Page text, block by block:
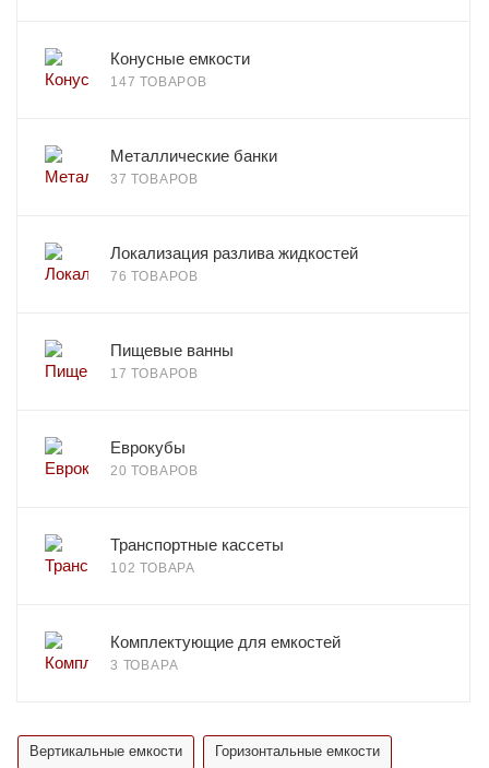
Конусные емкости
147 ТОВАРОВ
Металлические банки
37 ТОВАРОВ
Локализация разлива жидкостей
76 ТОВАРОВ
Пищевые ванны
17 ТОВАРОВ
Еврокубы
20 ТОВАРОВ
Транспортные кассеты
102 ТОВАРА
Комплектующие для емкостей
3 ТОВАРА
Вертикальные емкости Горизонтальные емкости